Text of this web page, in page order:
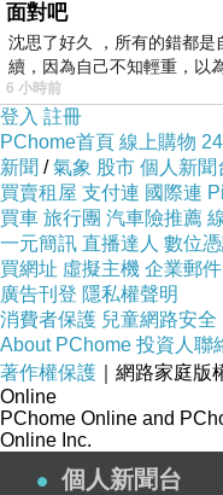
面對吧
沈思了好久 ，所有的錯都
續，因為自己不知輕重，以
不
6 小時前
登入 註冊
PChome首頁 線上購物
新聞 /氣象 股市 個人新聞
買賣租屋 支付連 國際連
買車 旅行團 汽車險推薦
一元簡訊 直播達人 數位
買網址 虛擬主機 企業郵件
廣告刊登 隱私權聲明
消費者保護 兒童網路安全
About PChome 投資人聯
著作權保護 ｜網路家庭
Online
PChome Online and
Online Inc.
個人新聞台